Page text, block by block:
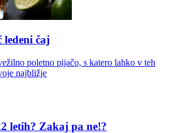
ledeni čaj
poletno pijačo, s katero lahko v teh
najbližje
letih? Zakaj pa ne!?